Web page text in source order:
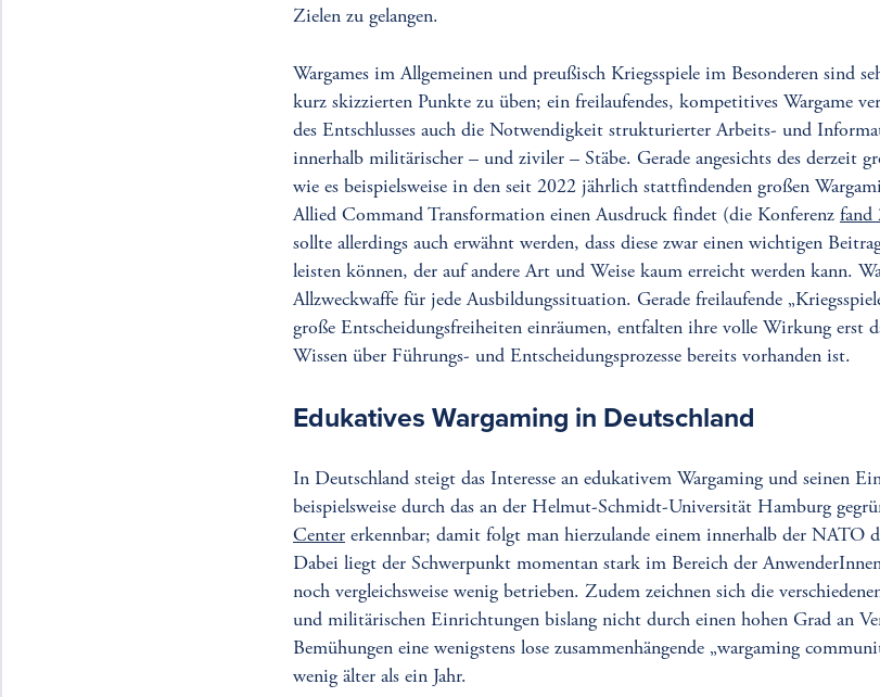
Zielen zu gelangen.
Wargames im Allgemeinen und preußisch Kriegsspiele im Besonderen sind
kurz skizzierten Punkte zu üben; ein freilaufendes, kompetitives Wargame
des Entschlusses auch die Notwendigkeit strukturierter Arbeits- und
innerhalb militärischer – und ziviler – Stäbe. Gerade angesichts des derzeit
wie es beispielsweise in den seit 2022 jährlich stattfindenden großen
Allied Command Transformation einen Ausdruck findet (die Konferenz fand
sollte allerdings auch erwähnt werden, dass diese zwar einen wichtigen
leisten können, der auf andere Art und Weise kaum erreicht werden kann.
Allzweckwaffe für jede Ausbildungssituation. Gerade freilaufende
große Entscheidungsfreiheiten einräumen, entfalten ihre volle Wirkung erst
Wissen über Führungs- und Entscheidungsprozesse bereits vorhanden ist.
Edukatives Wargaming in Deutschland
In Deutschland steigt das Interesse an edukativem Wargaming und seinen
beispielsweise durch das an der Helmut-Schmidt-Universität Hamburg
Center erkennbar; damit folgt man hierzulande einem innerhalb der NATO
Dabei liegt der Schwerpunkt momentan stark im Bereich der
noch vergleichsweise wenig betrieben. Zudem zeichnen sich die
und militärischen Einrichtungen bislang nicht durch einen hohen Grad an
Bemühungen eine wenigstens lose zusammenhängende „wargaming
wenig älter als ein Jahr.